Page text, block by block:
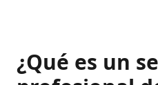
¿Qué es un